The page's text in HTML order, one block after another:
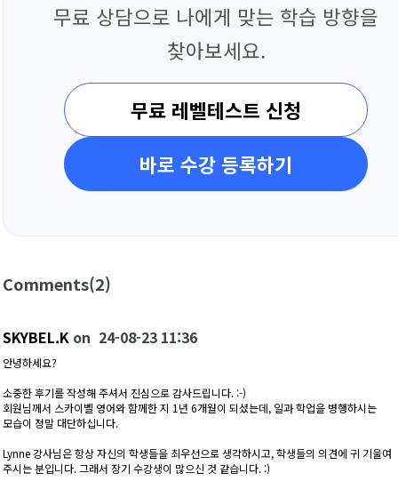
무료 상담으로 나에게 맞는 학습 방향을
찾아보세요.
무료 레벨테스트 신청
바로 수강 등록하기
Comments(2)
SKYBEL.K on 24-08-23 11:36
안녕하세요?
소중한 후기를 작성해 주셔서 진심으로 감사드립니다. :-)
회원님께서 스카이벨 영어와 함께한 지 1년 6개월이 되셨는데, 일과 학업을 병행하시는
모습이 정말 대단하십니다.
Lynne 강사님은 항상 자신의 학생들을 최우선으로 생각하시고, 학생들의 의견에 귀 기울여
주시는 분입니다. 그래서 장기 수강생이 많으신 것 같습니다. :)